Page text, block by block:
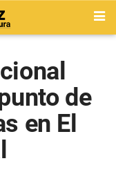
de
en El